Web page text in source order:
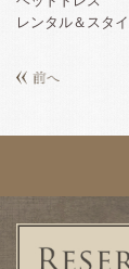
レンタル＆スタ